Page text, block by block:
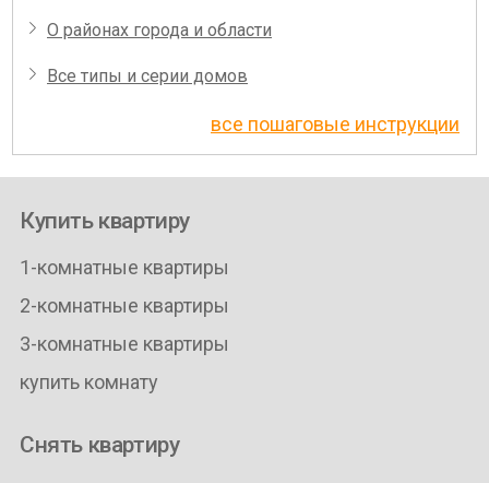
О районах города и области
Все типы и серии домов
все пошаговые инструкции
Купить квартиру
1-комнатные квартиры
2-комнатные квартиры
3-комнатные квартиры
купить комнату
Снять квартиру